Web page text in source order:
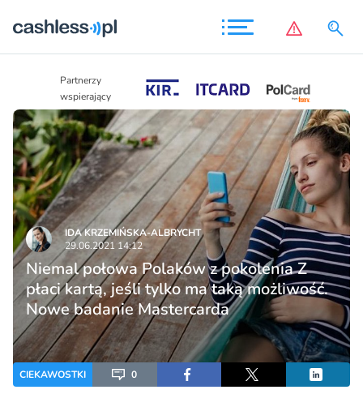
Partnerzy
wspierający
IDA KRZEMIŃSKA-ALBRYCHT
29.06.2021 14:12
Niemal połowa Polaków z pokolenia Z
płaci kartą, jeśli tylko ma taką możliwość.
Nowe badanie Mastercarda
CIEKAWOSTKI 0